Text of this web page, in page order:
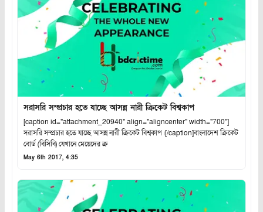
সরাসরি সম্প্রচার হতে যাচ্ছে আসন্ন নারী ক্রিকেট বিশ্বকাপ
[caption id="attachment_20940" align="aligncenter" width="700"]
সরাসরি সম্প্রচার হতে যাচ্ছে আসন্ন নারী ক্রিকেট বিশ্বকাপ।[/caption]বাংলাদেশ ক্রিকেট
বোর্ড (বিসিবি) যেখানে মেয়েদের ক্র
May 6th 2017, 4:35